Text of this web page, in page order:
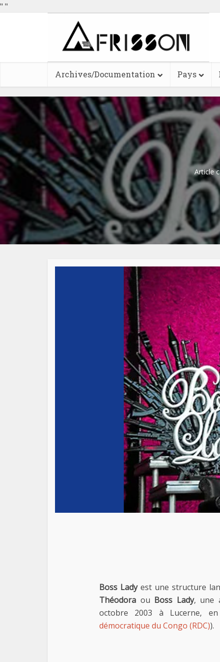
" "
Archives/Documentation Pays
Article
Boss Ladyest une structure
Théodora ou Boss Lady, une
octobre 2003 à Lucerne,
démocratique du Congo (RDC)).